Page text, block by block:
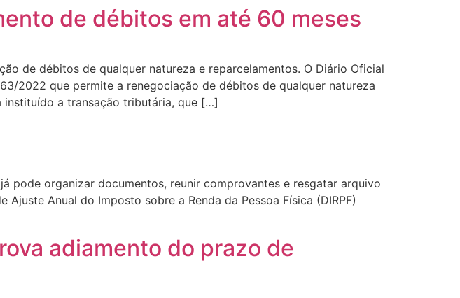
de débitos em até 60 meses
de débitos de qualquer natureza e reparcelamentos. O Diário Oficial
2022 que permite a renegociação de débitos de qualquer natureza
instituído a transação tributária, que […]
pode organizar documentos, reunir comprovantes e resgatar arquivo
Anual do Imposto sobre a Renda da Pessoa Física (DIRPF)
adiamento do prazo de